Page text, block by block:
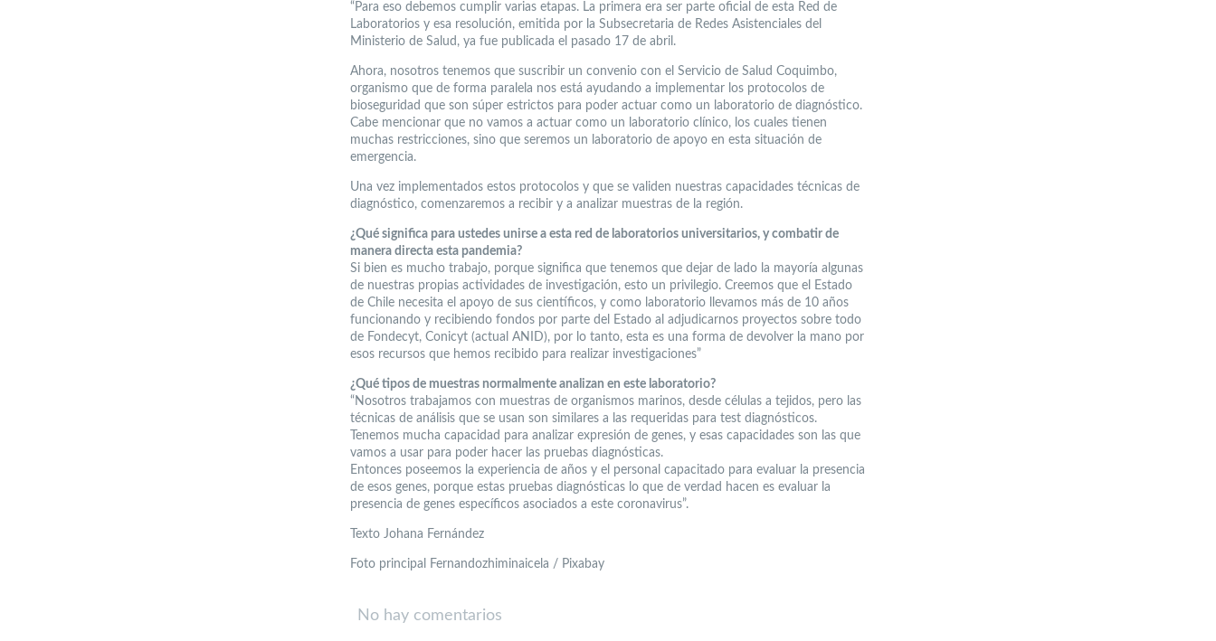
“Para eso debemos cumplir varias etapas. La primera era ser parte oficial de esta Red de
Laboratorios y esa resolución, emitida por la Subsecretaria de Redes Asistenciales del
Ministerio de Salud, ya fue publicada el pasado 17 de abril.
Ahora, nosotros tenemos que suscribir un convenio con el Servicio de Salud Coquimbo,
organismo que de forma paralela nos está ayudando a implementar los protocolos de
bioseguridad que son súper estrictos para poder actuar como un laboratorio de diagnóstico.
Cabe mencionar que no vamos a actuar como un laboratorio clínico, los cuales tienen
muchas restricciones, sino que seremos un laboratorio de apoyo en esta situación de
emergencia.
Una vez implementados estos protocolos y que se validen nuestras capacidades técnicas de
diagnóstico, comenzaremos a recibir y a analizar muestras de la región.
¿Qué significa para ustedes unirse a esta red de laboratorios universitarios, y combatir de
manera directa esta pandemia?
Si bien es mucho trabajo, porque significa que tenemos que dejar de lado la mayoría algunas
de nuestras propias actividades de investigación, esto un privilegio. Creemos que el Estado
de Chile necesita el apoyo de sus científicos, y como laboratorio llevamos más de 10 años
funcionando y recibiendo fondos por parte del Estado al adjudicarnos proyectos sobre todo
de Fondecyt, Conicyt (actual ANID), por lo tanto, esta es una forma de devolver la mano por
esos recursos que hemos recibido para realizar investigaciones”
¿Qué tipos de muestras normalmente analizan en este laboratorio?
“Nosotros trabajamos con muestras de organismos marinos, desde células a tejidos, pero las
técnicas de análisis que se usan son similares a las requeridas para test diagnósticos.
Tenemos mucha capacidad para analizar expresión de genes, y esas capacidades son las que
vamos a usar para poder hacer las pruebas diagnósticas.
Entonces poseemos la experiencia de años y el personal capacitado para evaluar la presencia
de esos genes, porque estas pruebas diagnósticas lo que de verdad hacen es evaluar la
presencia de genes específicos asociados a este coronavirus”.
Texto Johana Fernández
Foto principal Fernandozhiminaicela / Pixabay
No hay comentarios